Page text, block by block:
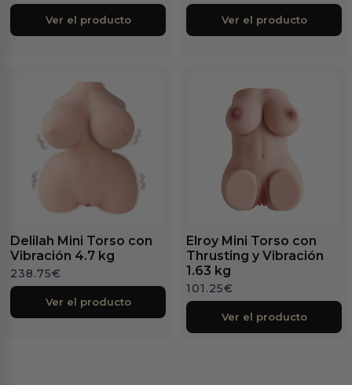
Ver el producto Ver el producto
Delilah Mini Torso con
Vibración 4.7 kg
238.75€
Ver el producto
Elroy Mini Torso con
Thrusting y Vibración
1.63 kg
101.25€
Ver el producto